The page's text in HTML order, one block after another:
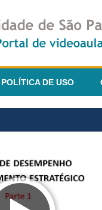
POLÍTICA DE USO